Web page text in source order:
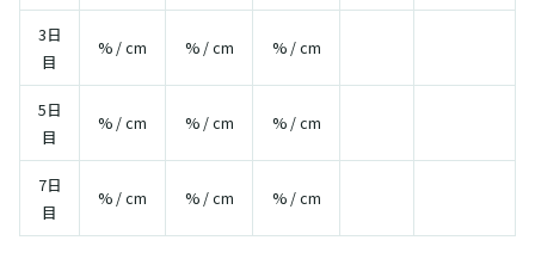
3日
目
% / cm % / cm % / cm
5日
目
% / cm % / cm % / cm
7日
目
% / cm % / cm % / cm